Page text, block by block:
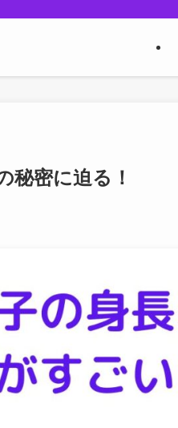
秘密に迫る！